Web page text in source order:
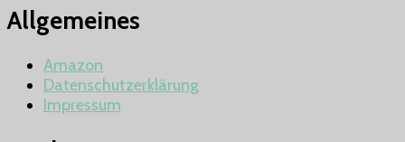
Allgemeines
Amazon
Datenschutzerklärung
Impressum